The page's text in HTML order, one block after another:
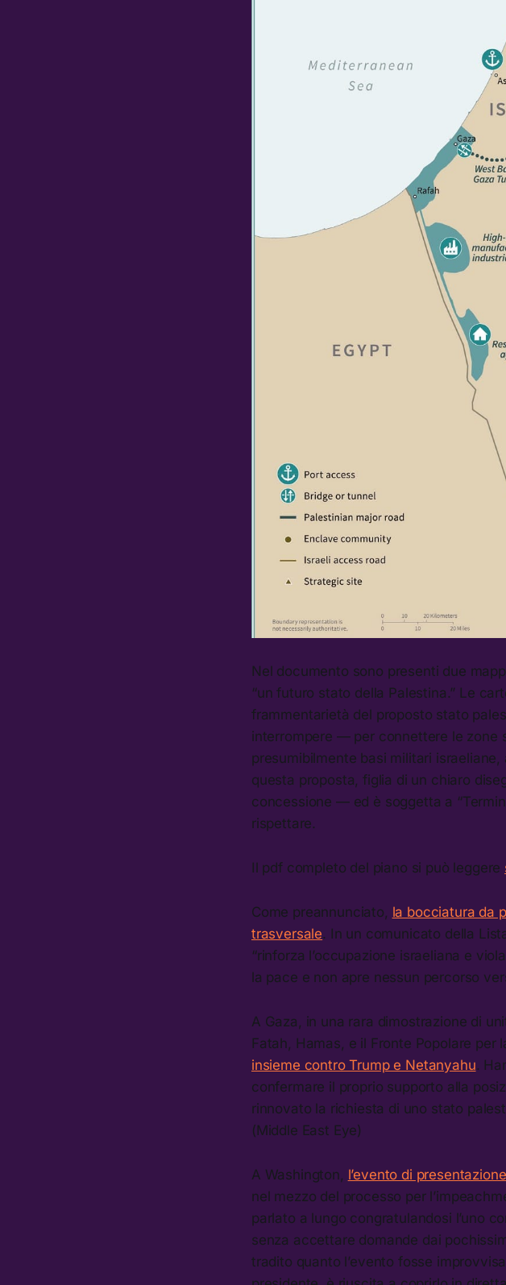
Nel documento sono presenti due
“un futuro stato della Palestina.” Le
frammentarietà del proposto stato
interrompere — per connettere le zone
presumibilmente basi militari
questa proposta, figlia di un chiaro
concessione — ed è soggetta a
rispettare.
Il pdf completo del piano si può leggere
Come preannunciato, la bocciatura da
trasversale. In un comunicato della
“rinforza l’occupazione israeliana e
la pace e non apre nessun percorso
A Gaza, in una rara dimostrazione di
Fatah, Hamas, e il Fronte Popolare
insieme contro Trump e Netanyahu.
confermare il proprio supporto alla
rinnovato la richiesta di uno stato
(Middle East Eye)
A Washington, l’evento di
nel mezzo del processo per
parlato a lungo congratulandosi l’uno
senza accettare domande dai
tradito quanto l’evento fosse